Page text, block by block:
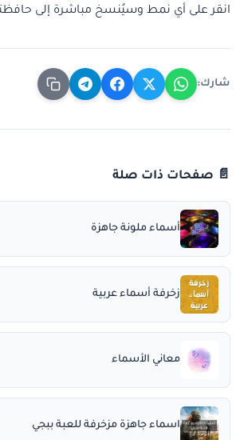
انقر على أي نمط وسيُنسخ مباشرة إلى
شارك:
📄 صفحات ذات صلة
أسماء ملونة جاهزة
زخرفة أسماء عربية
معاني الأسماء
اسماء جاهزة مزخرفة للعبة ببجي